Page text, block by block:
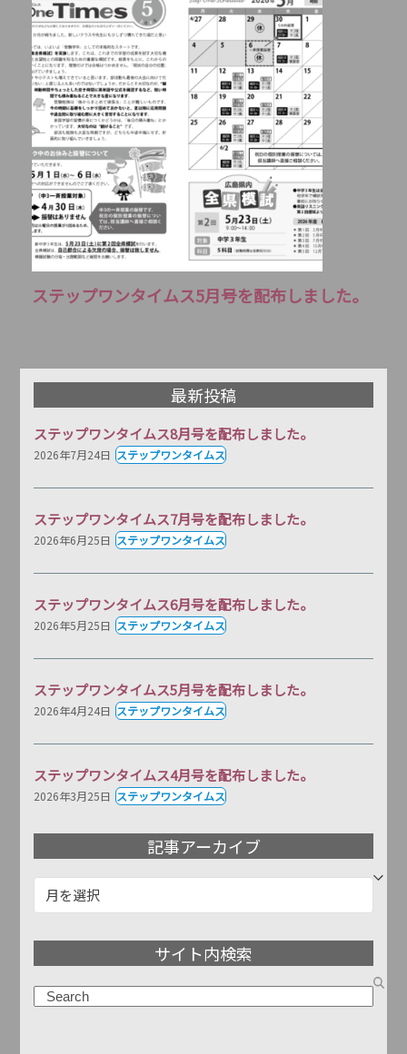
ステップワンタイムス5月号を配布しました。
最新投稿
ステップワンタイムス8月号を配布しました。
2026年7月24日 ステップワンタイムス
ステップワンタイムス7月号を配布しました。
2026年6月25日 ステップワンタイムス
ステップワンタイムス6月号を配布しました。
2026年5月25日 ステップワンタイムス
ステップワンタイムス5月号を配布しました。
2026年4月24日 ステップワンタイムス
ステップワンタイムス4月号を配布しました。
2026年3月25日 ステップワンタイムス
記事アーカイブ
事
サイト内検索